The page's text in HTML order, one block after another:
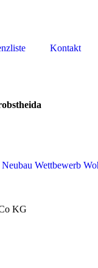
Kontakt
Neubau Wettbewerb
KG